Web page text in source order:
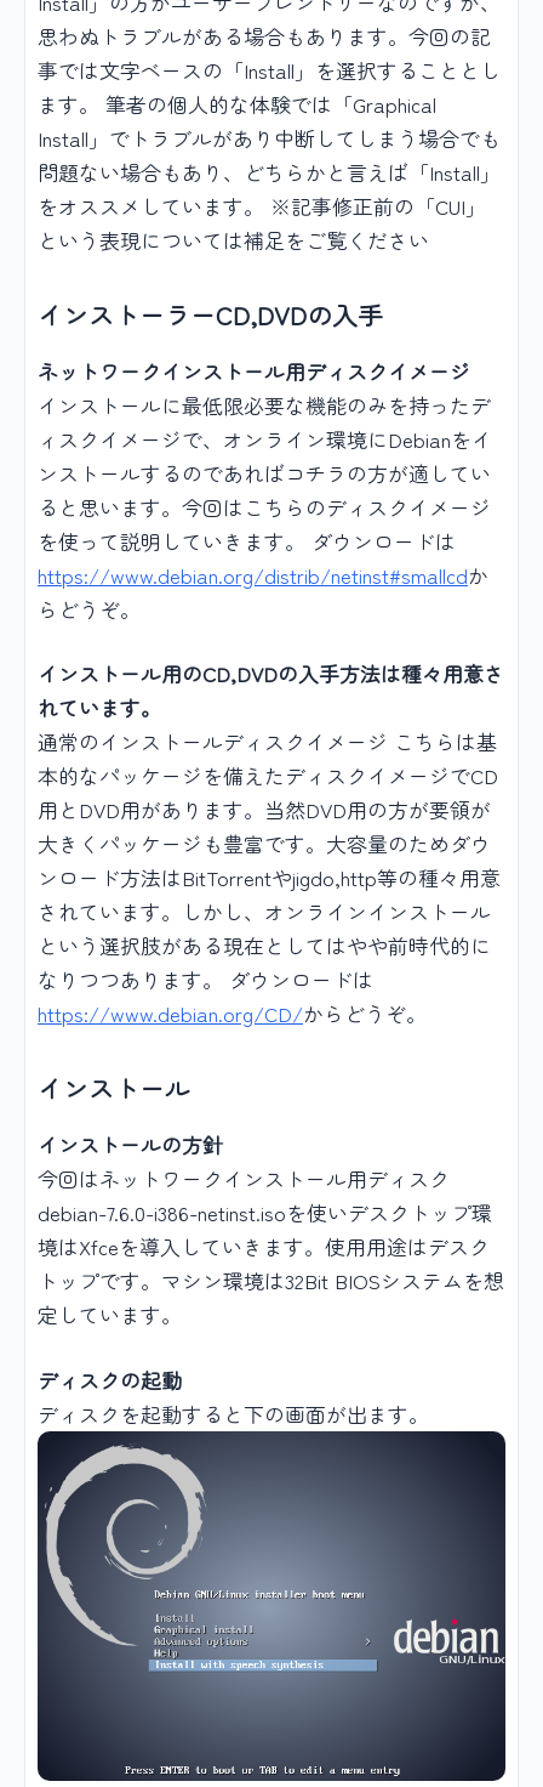
思わぬトラブルがある場合もあります。今回の記
事では文字ベースの「Install」を選択することとし
ます。 筆者の個人的な体験では「Graphical
Install」でトラブルがあり中断してしまう場合でも
問題ない場合もあり、どちらかと言えば「Install」
をオススメしています。 ※記事修正前の「CUI」
という表現については補足をご覧ください
インストーラーCD,DVDの入手
ネットワークインストール用ディスクイメージ
インストールに最低限必要な機能のみを持ったデ
ィスクイメージで、オンライン環境にDebianをイ
ンストールするのであればコチラの方が適してい
ると思います。今回はこちらのディスクイメージ
を使って説明していきます。 ダウンロードは
https://www.debian.org/distrib/netinst#smallcdか
らどうぞ。
インストール用のCD,DVDの入手方法は種々用意さ
れています。
通常のインストールディスクイメージ こちらは基
本的なパッケージを備えたディスクイメージでCD
用とDVD用があります。当然DVD用の方が要領が
大きくパッケージも豊富です。大容量のためダウ
ンロード方法はBitTorrentやjigdo,http等の種々用意
されています。しかし、オンラインインストール
という選択肢がある現在としてはやや前時代的に
なりつつあります。 ダウンロードは
https://www.debian.org/CD/からどうぞ。
インストール
インストールの方針
今回はネットワークインストール用ディスク
debian-7.6.0-i386-netinst.isoを使いデスクトップ環
境はXfceを導入していきます。使用用途はデスク
トップです。マシン環境は32Bit BIOSシステムを想
定しています。
ディスクの起動
ディスクを起動すると下の画面が出ます。